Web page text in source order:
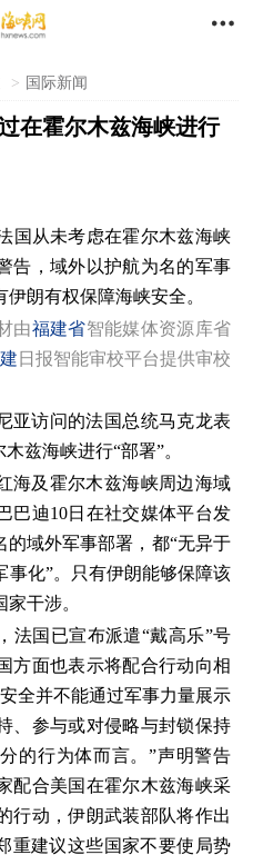

> 国际新闻
在霍尔木兹海峡进行
国从未考虑在霍尔木兹海峡
告，域外以护航为名的军事
朗有权保障海峡安全。
由福建省智能媒体资源库省
日报智能审校平台提供审校
亚访问的法国总统马克龙表
兹海峡进行“部署”。
海及霍尔木兹海峡周边海域
巴迪10日在社交媒体平台发
的域外军事部署，都“无异于
事化”。只有伊朗能够保障该
干涉。
法国已宣布派遣“戴高乐”号
方面也表示将配合行动向相
全并不能通过军事力量展示
、参与或对侵略与封锁保持
的行为体而言。”声明警告
配合美国在霍尔木兹海峡采
行动，伊朗武装部队将作出
重建议这些国家不要使局势